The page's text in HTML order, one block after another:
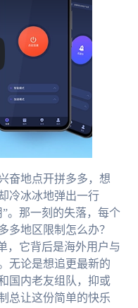
奋地点开拼多多，想
冷冰冰地弹出一行
。那一刻的失落，每个
多地区限制怎么办？
，它背后是海外用户与
无论是想追更最新的
国内老友组队，抑或
总让这份简单的快乐